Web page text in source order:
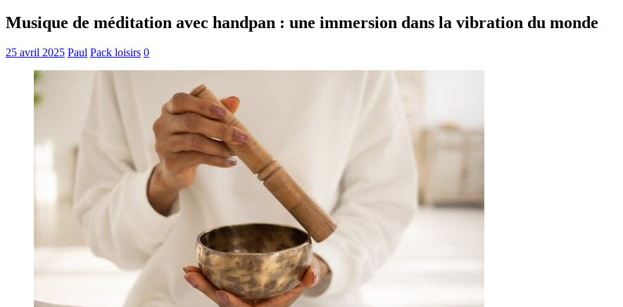
Musique de méditation avec handpan : une immersion dans la vibration du monde
25 avril 2025 Paul Pack loisirs 0